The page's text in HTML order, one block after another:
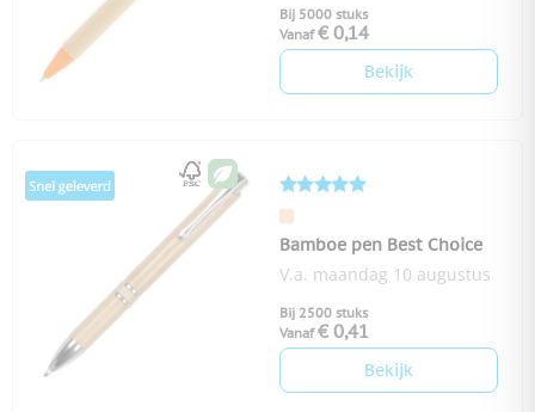
Bij 5000 stuks
Vanaf € 0,14
Bekijk
Bamboe pen Best Choice
V.a. maandag 10 augustus
Bij 2500 stuks
Vanaf € 0,41
Bekijk